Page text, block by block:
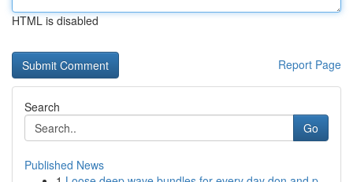
HTML is disabled
Report Page
Search
Go
Published News